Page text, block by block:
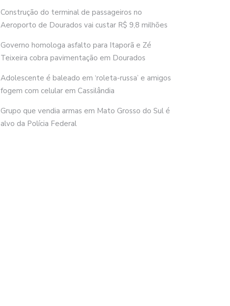
Construção do terminal de passageiros no
Aeroporto de Dourados vai custar R$ 9,8 milhões
Governo homologa asfalto para Itaporã e Zé
Teixeira cobra pavimentação em Dourados
Adolescente é baleado em ‘roleta-russa’ e amigos
fogem com celular em Cassilândia
Grupo que vendia armas em Mato Grosso do Sul é
alvo da Polícia Federal